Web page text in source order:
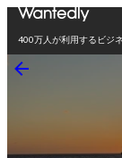
400万人が利用するビジ